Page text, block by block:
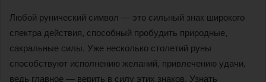
Любой рунический символ — это сильный знак широкого
спектра действия, способный пробудить природные,
сакральные силы. Уже несколько столетий руны
способствуют исполнению желаний, привлечению удачи,
ведь главное — верить в силу этих знаков. Узнать